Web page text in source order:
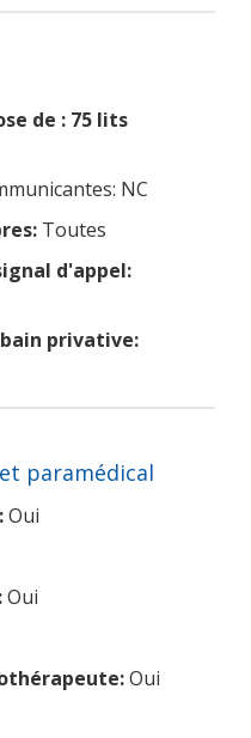
de : 75 lits
NC
Toutes
d'appel:
privative:
paramédical
Oui
Oui
Oui